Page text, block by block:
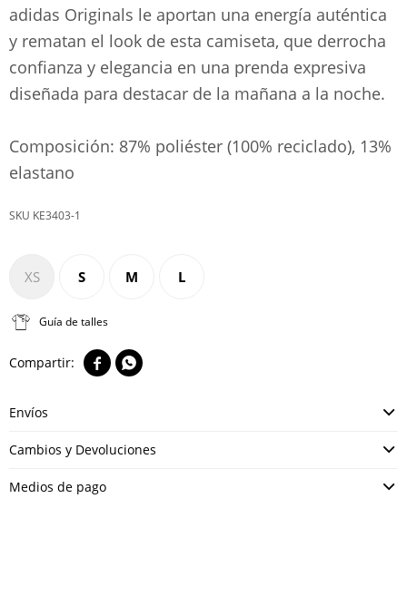
adidas Originals le aportan una energía auténtica
y rematan el look de esta camiseta, que derrocha
confianza y elegancia en una prenda expresiva
diseñada para destacar de la mañana a la noche.
Composición: 87% poliéster (100% reciclado), 13%
elastano
KE3403-1
XS S M L
Guía de talles
 
Envíos
Cambios y Devoluciones
Medios de pago